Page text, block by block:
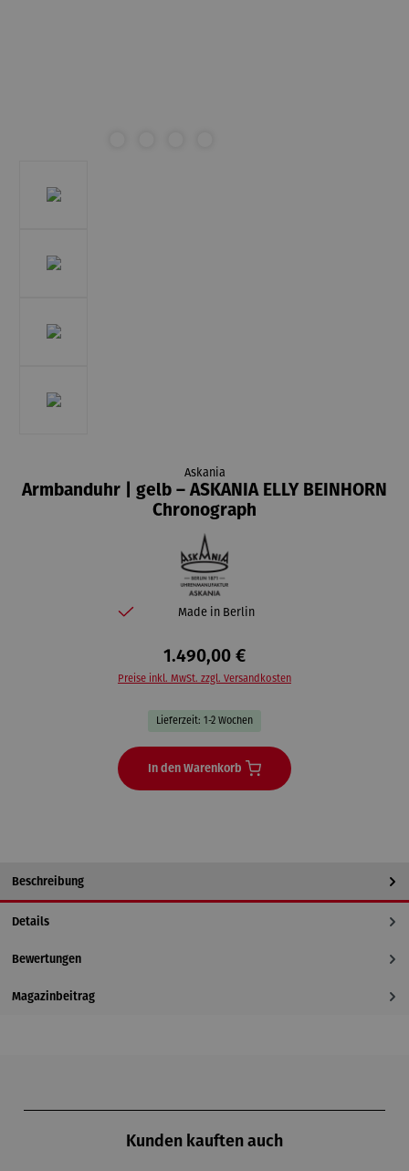
Askania
Armbanduhr | gelb – ASKANIA ELLY BEINHORN
Chronograph
Made in Berlin
1.490,00 €
Preise inkl. MwSt. zzgl. Versandkosten
Lieferzeit: 1-2 Wochen
In den Warenkorb
Beschreibung
Details
Bewertungen
Magazinbeitrag
Kunden kauften auch